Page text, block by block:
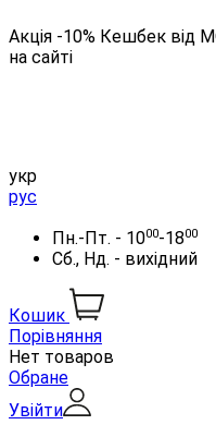
Акція -10% Кешбек від
на сайті
укр
рус
Пн.-Пт. - 1000-1800
Сб., Нд. - вихідний
Кошик
Порівняння
Нет товаров
Обране
Увійти